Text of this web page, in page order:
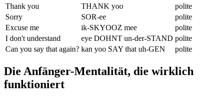
Thank you
THANK yoo
polite
Sorry
SOR-ee
polite
Excuse me
ik-SKYOOZ mee
polite
I don't understand
eye DOHNT un-der-STAND polite
Can you say that again? kan yoo SAY that uh-GEN polite
Die Anfänger-Mentalität, die wirklich
funktioniert